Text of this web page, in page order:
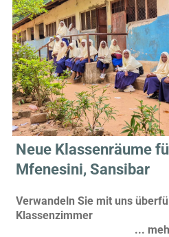
Neue Klassenräume
Mfenesini, Sansibar
Verwandeln Sie mit uns
Klassenzimmer
...